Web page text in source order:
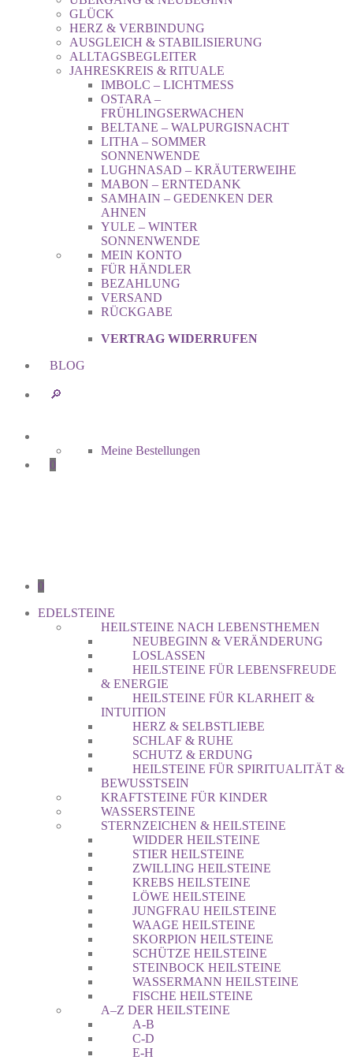
GLÜCK
HERZ & VERBINDUNG
AUSGLEICH & STABILISIERUNG
ALLTAGSBEGLEITER
JAHRESKREIS & RITUALE
IMBOLC – LICHTMESS
OSTARA –
FRÜHLINGSERWACHEN
BELTANE – WALPURGISNACHT
LITHA – SOMMER
SONNENWENDE
LUGHNASAD – KRÄUTERWEIHE
MABON – ERNTEDANK
SAMHAIN – GEDENKEN DER
AHNEN
YULE – WINTER
SONNENWENDE
MEIN KONTO
FÜR HÄNDLER
BEZAHLUNG
VERSAND
RÜCKGABE
VERTRAG WIDERRUFEN
BLOG
🔎︎
Meine Bestellungen
0
0
EDELSTEINE
HEILSTEINE NACH LEBENSTHEMEN
NEUBEGINN & VERÄNDERUNG
LOSLASSEN
HEILSTEINE FÜR LEBENSFREUDE
& ENERGIE
HEILSTEINE FÜR KLARHEIT &
INTUITION
HERZ & SELBSTLIEBE
SCHLAF & RUHE
SCHUTZ & ERDUNG
HEILSTEINE FÜR SPIRITUALITÄT &
BEWUSSTSEIN
KRAFTSTEINE FÜR KINDER
WASSERSTEINE
STERNZEICHEN & HEILSTEINE
WIDDER HEILSTEINE
STIER HEILSTEINE
ZWILLING HEILSTEINE
KREBS HEILSTEINE
LÖWE HEILSTEINE
JUNGFRAU HEILSTEINE
WAAGE HEILSTEINE
SKORPION HEILSTEINE
SCHÜTZE HEILSTEINE
STEINBOCK HEILSTEINE
WASSERMANN HEILSTEINE
FISCHE HEILSTEINE
A–Z DER HEILSTEINE
A-B
C-D
E-H